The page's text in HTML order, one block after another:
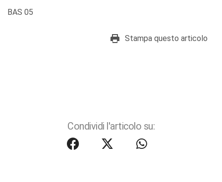
BAS 05
Stampa questo articolo
Condividi l'articolo su: